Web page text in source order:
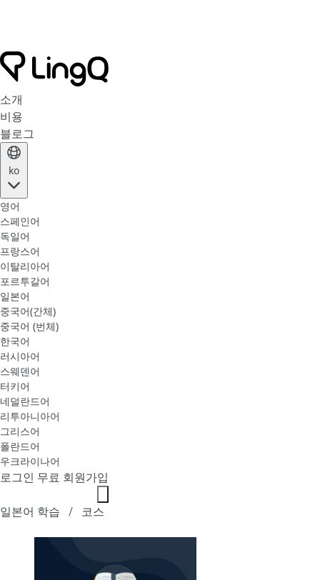
소개
비용
블로그
ko
영어
스페인어
독일어
프랑스어
이탈리아어
포르투갈어
일본어
중국어(간체)
중국어 (번체)
한국어
러시아어
스웨덴어
터키어
네덜란드어
리투아니아어
그리스어
폴란드어
우크라이나어
로그인 무료 회원가입
일본어 학습 코스